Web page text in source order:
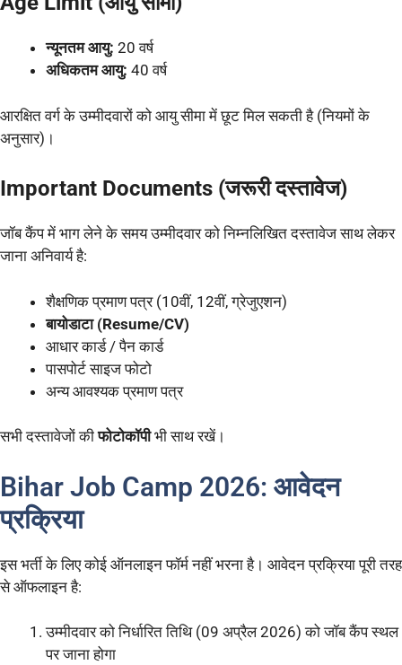
न्यूनतम आयु: 20 वर्ष
अधिकतम आयु: 40 वर्ष
आरक्षित वर्ग के उम्मीदवारों को आयु सीमा में छूट मिल सकती है (नियमों के
अनुसार)।
Important Documents (जरूरी दस्तावेज)
जॉब कैंप में भाग लेने के समय उम्मीदवार को निम्नलिखित दस्तावेज साथ लेकर
जाना अनिवार्य है:
शैक्षणिक प्रमाण पत्र (10वीं, 12वीं, ग्रेजुएशन)
बायोडाटा (Resume/CV)
आधार कार्ड / पैन कार्ड
पासपोर्ट साइज फोटो
अन्य आवश्यक प्रमाण पत्र
सभी दस्तावेजों कीफोटोकॉपीभी साथ रखें।
Bihar Job Camp 2026: आवेदन
प्रक्रिया
इस भर्ती के लिए कोई ऑनलाइन फॉर्म नहीं भरना है। आवेदन प्रक्रिया पूरी तरह
से ऑफलाइन है:
उम्मीदवार को निर्धारित तिथि (09 अप्रैल 2026) को जॉब कैंप स्थल
पर जाना होगा